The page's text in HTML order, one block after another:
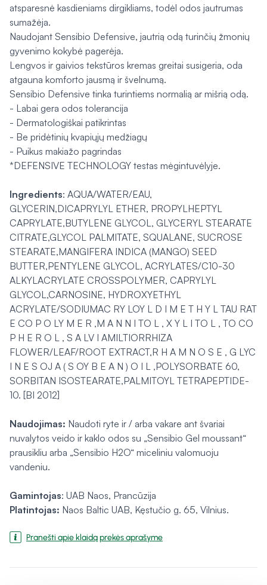
atsparesnė kasdieniams dirgikliams, todėl odos jautrumas
sumažėja.
Naudojant Sensibio Defensive, jautrią odą turinčių žmonių
gyvenimo kokybė pagerėja.
Lengvos ir gaivios tekstūros kremas greitai susigeria, oda
atgauna komforto jausmą ir švelnumą.
Sensibio Defensive tinka turintiems normalią ar mišrią odą.
- Labai gera odos tolerancija
- Dermatologiškai patikrintas
- Be pridėtinių kvapiųjų medžiagų
- Puikus makiažo pagrindas
*DEFENSIVE TECHNOLOGY testas mėgintuvėlyje.
Ingredients: AQUA/WATER/EAU,
GLYCERIN,DICAPRYLYL ETHER, PROPYLHEPTYL
CAPRYLATE,BUTYLENE GLYCOL, GLYCERYL STEARATE
CITRATE,GLYCOL PALMITATE, SQUALANE, SUCROSE
STEARATE,MANGIFERA INDICA (MANGO) SEED
BUTTER,PENTYLENE GLYCOL, ACRYLATES/C10-30
ALKYLACRYLATE CROSSPOLYMER, CAPRYLYL
GLYCOL,CARNOSINE, HYDROXYETHYL
ACRYLATE/SODIUMAC RY LOY L D I M E T H Y L TAU RAT
E CO P O LY M E R ,M A N N I TO L , X Y L I TO L , TO CO
P H E R O L , S A LV I AMILTIORRHIZA
FLOWER/LEAF/ROOT EXTRACT,R H A M N O S E , G LYC
I N E S OJ A ( S OY B E A N ) O I L ,POLYSORBATE 60,
SORBITAN ISOSTEARATE,PALMITOYL TETRAPEPTIDE-
10. [BI 2012]
Naudojimas: Naudoti ryte ir / arba vakare ant švariai
nuvalytos veido ir kaklo odos su „Sensibio Gel moussant“
prausikliu arba „Sensibio H2O“ miceliniu valomuoju
vandeniu.
Gamintojas: UAB Naos, Prancūzija
Platintojas: Naos Baltic UAB, Kęstučio g. 65, Vilnius.
Pranešti apie klaidą prekės aprašyme